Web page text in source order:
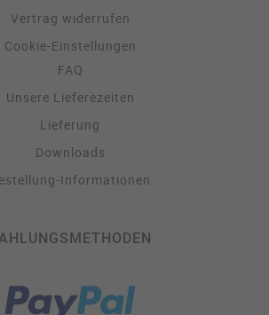
Vertrag widerrufen
Cookie-Einstellungen
FAQ
Unsere Lieferezeiten
Lieferung
Downloads
Informationen